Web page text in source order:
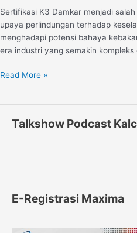
Sertifikasi K3 Damkar menjadi
upaya perlindungan terhadap
menghadapi potensi bahaya
era industri yang semakin
Read More »
Talkshow Podcast
E-Registrasi Maxima